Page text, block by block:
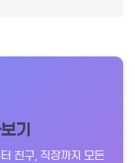
기
친구, 직장까지 모든